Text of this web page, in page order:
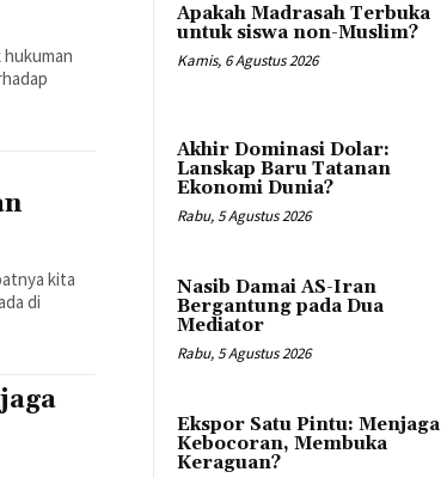
kita
di
Apakah Madrasah Terbuka
untuk siswa non-Muslim?
Kamis, 6 Agustus 2026
Akhir Dominasi Dolar:
Lanskap Baru Tatanan
Ekonomi Dunia?
Rabu, 5 Agustus 2026
Nasib Damai AS-Iran
Bergantung pada Dua
Mediator
Rabu, 5 Agustus 2026
Ekspor Satu Pintu: Menjaga
Kebocoran, Membuka
Keraguan?